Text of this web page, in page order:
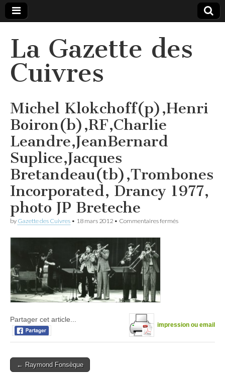
La Gazette des
Cuivres
Michel Klokchoff(p),Henri
Boiron(b),RF,Charlie
Leandre,JeanBernard
Suplice,Jacques
Bretandeau(tb),Trombones
Incorporated, Drancy 1977,
photo JP Breteche
by Gazette des Cuivres • 18 mars 2012 • Commentaires ferméssur
impression ou email
Partager cet article...
Post
← Raymond Fonsèque